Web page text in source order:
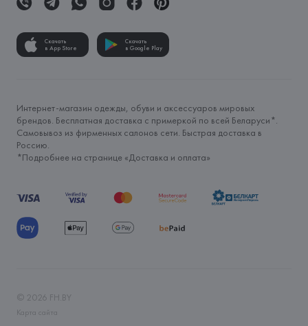
Скачать
в App Store
Скачать
в Google Play
Интернет-магазин одежды, обуви и аксессуаров мировых
брендов. Бесплатная доставка с примеркой по всей Беларуси*.
Самовывоз из фирменных салонов сети. Быстрая доставка в
Россию.
*Подробнее на странице «Доставка и оплата»
© 2026 FH.BY
Карта сайта